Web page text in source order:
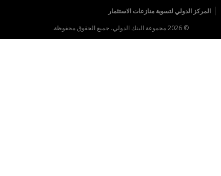
المركز الدولي لتسوية منازعات الاستثمار
© 2026 مجموعة البنك الدولي، جميع الحقوق محفوظة.